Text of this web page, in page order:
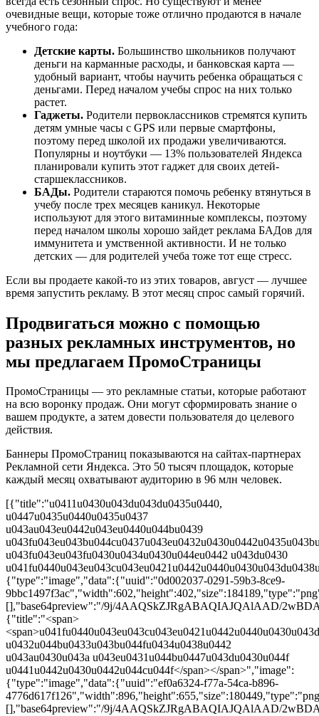
очевидные вещи, которые тоже отлично продаются в начале
учебного года:
Детские карты. Большинство школьников получают
деньги на карманные расходы, и банковская карта —
удобный вариант, чтобы научить ребенка обращаться с
деньгами. Перед началом учебы спрос на них только
растет.
Гаджеты. Родители первоклассников стремятся купить
детям умные часы с GPS или первые смартфоны,
поэтому перед школой их продажи увеличиваются.
Популярны и ноутбуки — 13% пользователей Яндекса
планировали купить этот гаджет для своих детей-
старшеклассников.
БАДы. Родители стараются помочь ребенку втянуться в
учебу после трех месяцев каникул. Некоторые
используют для этого витаминные комплексы, поэтому
перед началом школы хорошо зайдет реклама БАДов для
иммунитета и умственной активности. И не только
детских — для родителей учеба тоже тот еще стресс.
Если вы продаете какой-то из этих товаров, август — лучшее
время запустить рекламу. В этот месяц спрос самый горячий.
Продвигаться можно с помощью
разных рекламных инструментов, но
мы предлагаем ПромоСтраницы
ПромоСтраницы — это рекламные статьи, которые работают
на всю воронку продаж. Они могут сформировать знание о
вашем продукте, а затем довести пользователя до целевого
действия.
Баннеры ПромоСтраниц показываются на сайтах-партнерах
Рекламной сети Яндекса. Это 50 тысяч площадок, которые
каждый месяц охватывают аудиторию в 96 млн человек.
[{"title":"u0411u0430u043du043du0435u0440,
u0447u0435u0440u0435u0437
u043au043eu0442u043eu0440u044bu0439
u043fu043eu043fu0430u0434u0430u044eu0442 u043du0430
{"type":"image","data":{"uuid":"0d002037-0291-59b3-8ce9-
[],"base64preview":"/9j/4AAQSkZJRgABAQIAJQAlAAD/
{"title":"<span>
u0432u044bu0433u043bu044fu0434u0438u0442
u043au0430u043a u043eu0431u044bu0447u043du0430u044f
u0441u0442u0430u0442u044cu044f</span></span>","image":
{"type":"image","data":{"uuid":"ef0a6324-f77a-54ca-b896-
[],"base64preview":"/9j/4AAQSkZJRgABAQIAJQAlAAD/